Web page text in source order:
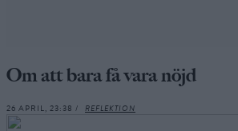
Om att bara få vara nöjd
26 APRIL, 23:38 / REFLEKTION